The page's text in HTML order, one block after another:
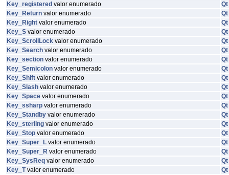
Key_registered valor enumerado
Qt
Key_Return valor enumerado
Qt
Key_Right valor enumerado
Qt
Key_S valor enumerado
Qt
Key_ScrollLock valor enumerado
Qt
Key_Search valor enumerado
Qt
Key_section valor enumerado
Qt
Key_Semicolon valor enumerado
Qt
Key_Shift valor enumerado
Qt
Key_Slash valor enumerado
Qt
Key_Space valor enumerado
Qt
Key_ssharp valor enumerado
Qt
Key_Standby valor enumerado
Qt
Key_sterling valor enumerado
Qt
Key_Stop valor enumerado
Qt
Key_Super_L valor enumerado
Qt
Key_Super_R valor enumerado
Qt
Key_SysReq valor enumerado
Qt
Key_Tvalor enumerado
Qt